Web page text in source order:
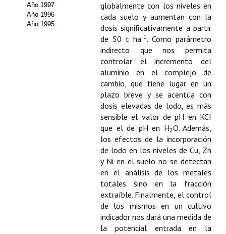
Buscador de Comunicaciones
Año 1997
Año 1996
Año 1995
globalmente con los niveles en
cada suelo y aumentan con la
dosis significativamente a partir
de 50 t ha-1. Como parámetro
indirecto que nos permita
controlar el incremento del
aluminio en el complejo de
cambio, que tiene lugar en un
plazo breve y se acentúa con
dosis elevadas de lodo, es más
sensible el valor de pH en KCI
que el de pH en H2O. Además,
los efectos de la incorporación
de lodo en los niveles de Cu, Zn
y Ni en el suelo no se detectan
en el análisis de los metales
totales sino en la fracción
extraíble. Finalmente, el control
de los mismos en un cultivo
indicador nos dará una medida de
la potencial entrada en la